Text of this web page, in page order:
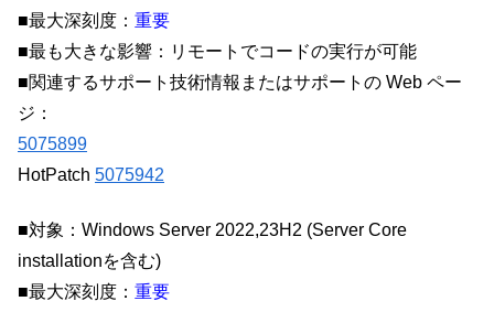
■最大深刻度： 重要
■最も大きな影響：リモートでコードの実行が可能
■関連するサポート技術情報またはサポートの Web ペー
ジ：
5075899
HotPatch 5075942
■対象：Windows Server 2022,23H2 (Server Core
installationを含む)
■最大深刻度： 重要